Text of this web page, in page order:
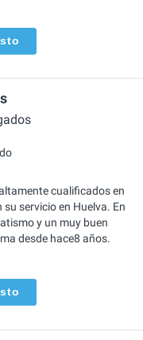
cualificados en
servicio en Huelva. En
y un muy buen
desde hace8 años.